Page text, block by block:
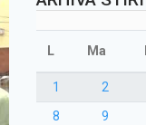
L Ma
1 2
8
9